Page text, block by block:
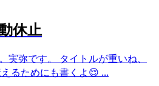
休止
実弥です。 タイトルが重いね、
るためにも書くよ😌 ...